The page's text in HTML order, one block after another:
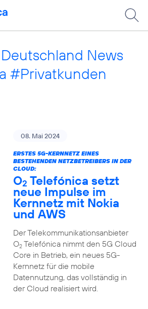
News
#Privatkunden
08. Mai 2024
ERSTES 5G-KERNNETZ EINES
BESTEHENDEN NETZBETREIBERS IN DER
CLOUD:
O2 Telefónica setzt
neue Impulse im
Kernnetz mit Nokia
und AWS
Der Telekommunikationsanbieter
O2Telefónica nimmt den 5G Cloud
Core in Betrieb, ein neues 5G-
Kernnetz für die mobile
Datennutzung, das vollständig in
der Cloud realisiert wird.